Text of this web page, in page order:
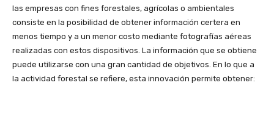
las empresas con fines forestales, agrícolas o ambientales
consiste en la posibilidad de obtener información certera en
menos tiempo y a un menor costo mediante fotografías aéreas
realizadas con estos dispositivos. La información que se obtiene
puede utilizarse con una gran cantidad de objetivos. En lo que a
la actividad forestal se refiere, esta innovación permite obtener: